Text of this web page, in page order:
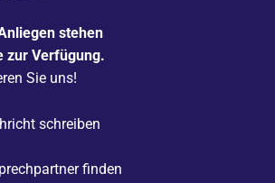
stehen
zur Verfügung.
Sie uns!
schreiben
finden